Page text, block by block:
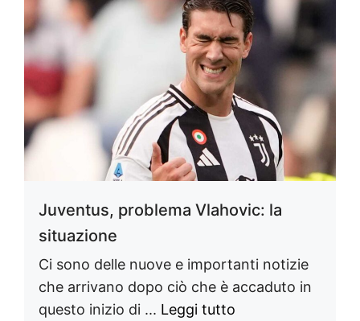
Juventus, problema Vlahovic: la
situazione
Ci sono delle nuove e importanti notizie
che arrivano dopo ciò che è accaduto in
questo inizio di ... Leggi tutto